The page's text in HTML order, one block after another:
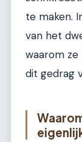
te maken.
van het
waarom ze
dit gedrag